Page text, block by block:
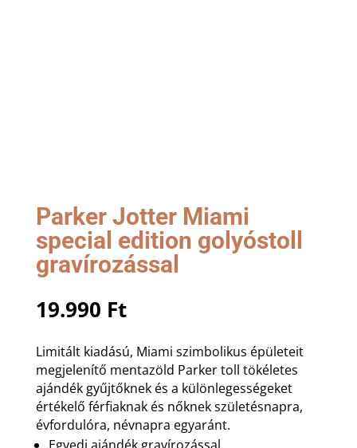
Parker Jotter Miami
special edition golyóstoll
gravírozással
19.990 Ft
Limitált kiadású, Miami szimbolikus épületeit
megjelenítő mentazöld Parker toll tökéletes
ajándék gyűjtőknek és a különlegességeket
értékelő férfiaknak és nőknek születésnapra,
évfordulóra, névnapra egyaránt.